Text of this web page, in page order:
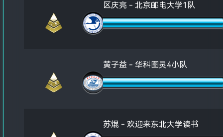
区庆亮 - 北京邮电大学1队
黄子益 - 华科图灵4小队
苏焜 - 欢迎来东北大学读书